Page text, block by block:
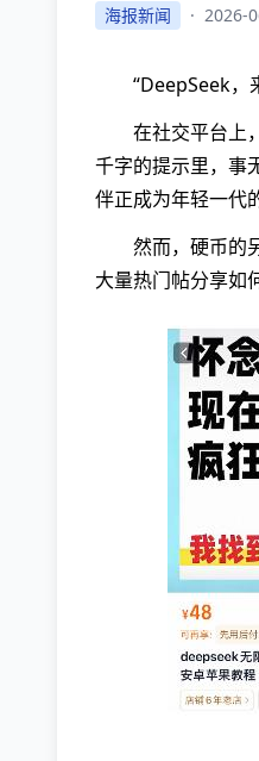
海报新闻 · 2026-
“DeepSeek，
在社交平台上
千字的提示里，事
伴正成为年轻一代
然而，硬币的
大量热门帖分享如